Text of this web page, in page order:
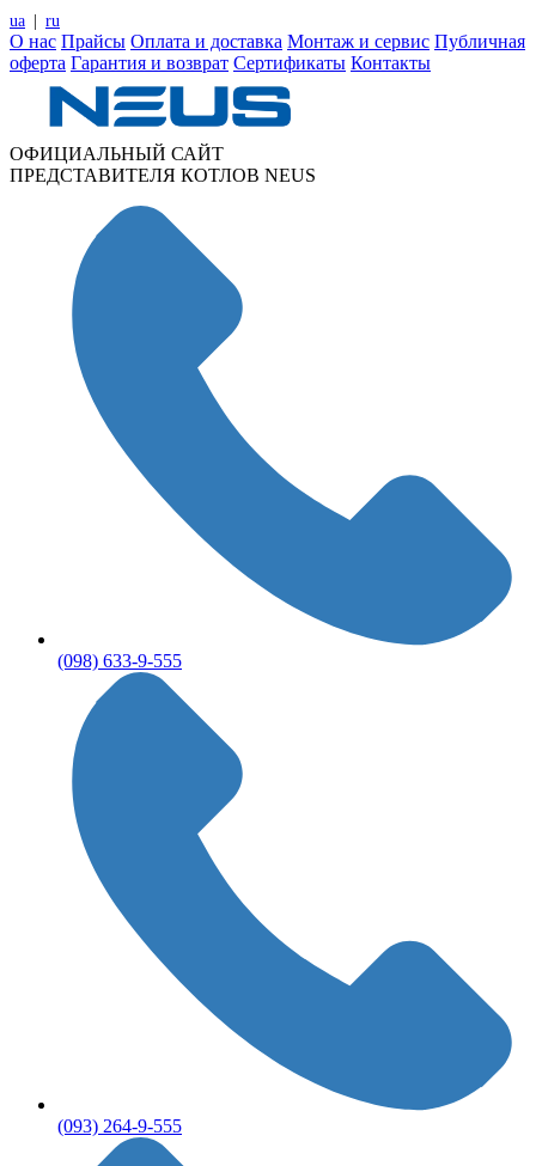
ua ru
О нас Прайсы Оплата и доставка Монтаж и сервис Публичная
оферта Гарантия и возврат Сертификаты Контакты
ОФИЦИАЛЬНЫЙ САЙТ
ПРЕДСТАВИТЕЛЯ КОТЛОВ NEUS
(098) 633-9-555
(093) 264-9-555